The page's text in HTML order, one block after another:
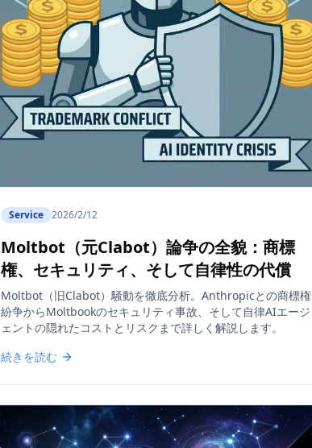
Service 2026/2/12
Moltbot（元Clabot）論争の全貌：商標
権、セキュリティ、そして自律性の代償
Moltbot（旧Clabot）騒動を徹底分析。Anthropicとの商標権
紛争からMoltbookのセキュリティ事故、そして自律AIエージ
ェントの隠れたコストとリスクまで詳しく解説します。
続きを読む